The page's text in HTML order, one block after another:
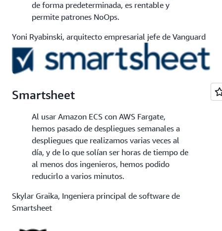
de forma predeterminada, es rentable y
permite patrones NoOps.
Yoni Ryabinski, arquitecto empresarial jefe de Vanguard
Smartsheet
Al usar Amazon ECS con AWS Fargate,
hemos pasado de despliegues semanales a
despliegues que realizamos varias veces al
día, y de lo que solían ser horas de tiempo de
al menos dos ingenieros, hemos podido
reducirlo a varios minutos.
Skylar Graika, Ingeniera principal de software de
Smartsheet